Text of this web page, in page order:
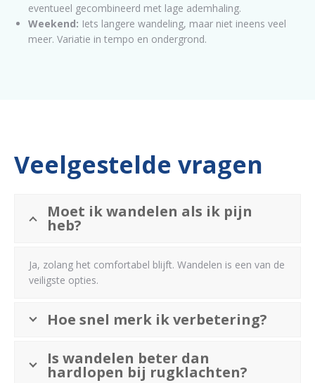
eventueel gecombineerd met lage ademhaling.
Weekend: Iets langere wandeling, maar niet ineens veel
meer. Variatie in tempo en ondergrond.
Veelgestelde vragen
Moet ik wandelen als ik pijn
heb?
Ja, zolang het comfortabel blijft. Wandelen is een van de
veiligste opties.
Hoe snel merk ik verbetering?
Is wandelen beter dan
hardlopen bij rugklachten?